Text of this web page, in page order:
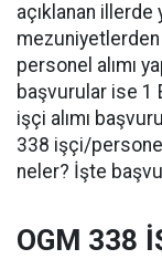
açıklanan
personel alımı
başvurular ise 1
işçi alımı
338 işçi/personel
neler? İşte
OGM 338